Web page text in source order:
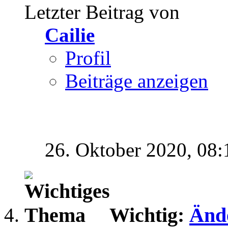
Letzter Beitrag von
Cailie
Profil
Beiträge anzeigen
26. Oktober 2020,
Wichtig: